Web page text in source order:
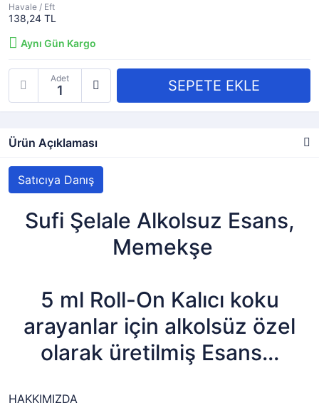
Havale / Eft
138,24 TL
Aynı Gün Kargo
Adet
Ürün Açıklaması
Satıcıya Danış
Sufi Şelale Alkolsuz Esans,
Memekşe
5 ml Roll-On Kalıcı koku
arayanlar için alkolsüz özel
olarak üretilmiş Esans...
HAKKIMIZDA